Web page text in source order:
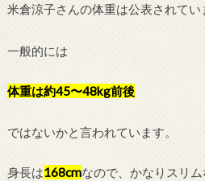
米倉涼子さんの体重は公表されてい
一般的には
体重は約45〜48kg前後
ではないかと言われています。
身長は168cmなので、かなりスリム